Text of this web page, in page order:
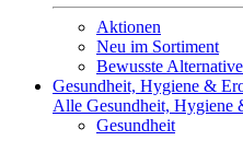
Aktionen
Neu im Sortiment
Bewusste
Gesundheit, Hygiene &
Alle Gesundheit, Hygiene
Gesundheit